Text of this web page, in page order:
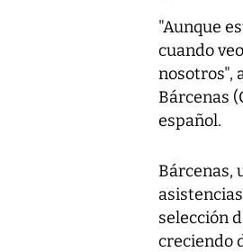
"Aunque
cuando
nosotros",
Bárcenas
español.
Bárcenas,
selección
creciendo